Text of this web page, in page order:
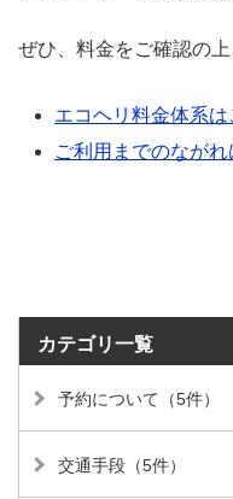
ぜひ、料金をご確認の
エコヘリ料金体系は
ご利用までのなが
カテゴリ一覧
予約について（5件）
交通手段（5件）